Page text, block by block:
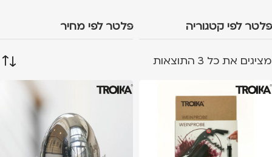
פלטר לפי קטגוריה פלטר לפי מחיר
מציגים את כל ⁦3⁩ התוצאות